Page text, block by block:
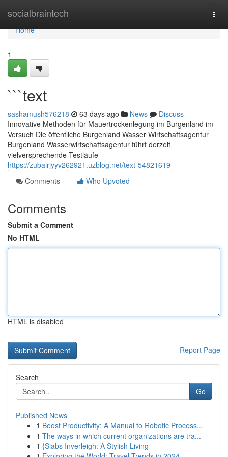
socialbraintech
Home
Home
1
```text
sashamush576218 63 days ago News
Discuss
Innovative Methoden für Mauertrockenlegung im Burgenland im
Versuch Die öffentliche Burgenland Wasser Wirtschaftsagentur
Burgenland Wasserwirtschaftsagentur führt derzeit
vielversprechende Testläufe
https://zubairjyyv262921.uzblog.net/text-54821619
Comments
Who Upvoted
Comments
Submit a Comment
No HTML
HTML is disabled
Report Page
Search
Go
Published News
1 Boost Productivity: A Manual to Robotic Process...
1 The ways in which current organizations are tra...
1 {Slabs Inverleigh: A Stylish Living